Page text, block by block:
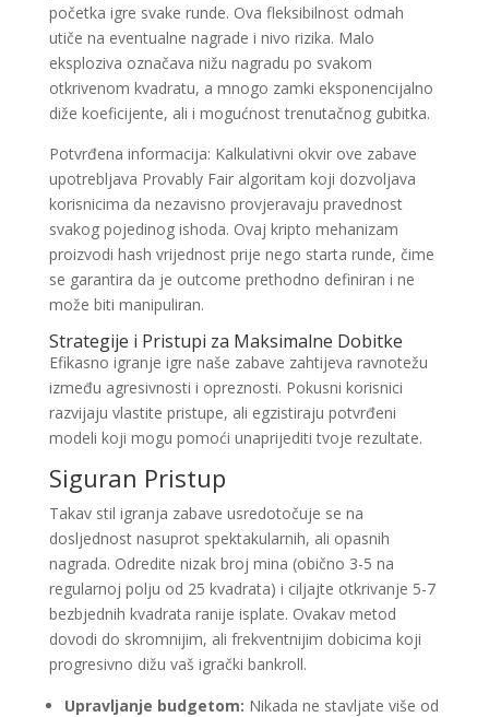
početka igre svake runde. Ova fleksibilnost odmah
utiče na eventualne nagrade i nivo rizika. Malo
eksploziva označava nižu nagradu po svakom
otkrivenom kvadratu, a mnogo zamki eksponencijalno
diže koeficijente, ali i mogućnost trenutačnog gubitka.
Potvrđena informacija: Kalkulativni okvir ove zabave
upotrebljava Provably Fair algoritam koji dozvoljava
korisnicima da nezavisno provjeravaju pravednost
svakog pojedinog ishoda. Ovaj kripto mehanizam
proizvodi hash vrijednost prije nego starta runde, čime
se garantira da je outcome prethodno definiran i ne
može biti manipuliran.
Strategije i Pristupi za Maksimalne Dobitke
Efikasno igranje igre naše zabave zahtijeva ravnotežu
između agresivnosti i opreznosti. Pokusni korisnici
razvijaju vlastite pristupe, ali egzistiraju potvrđeni
modeli koji mogu pomoći unaprijediti tvoje rezultate.
Siguran Pristup
Takav stil igranja zabave usredotočuje se na
dosljednost nasuprot spektakularnih, ali opasnih
nagrada. Odredite nizak broj mina (obično 3-5 na
regularnoj polju od 25 kvadrata) i ciljajte otkrivanje 5-7
bezbjednih kvadrata ranije isplate. Ovakav metod
dovodi do skromnijim, ali frekventnijim dobicima koji
progresivno dižu vaš igrački bankroll.
Upravljanje budgetom: Nikada ne stavljate više od